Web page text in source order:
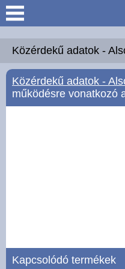
Keresés
Köszöntő
Hírek
Galéria
Közérdekű adatok -
Közérdekű adatok -
működésre vonatkozó
Kapcsolódó termékek